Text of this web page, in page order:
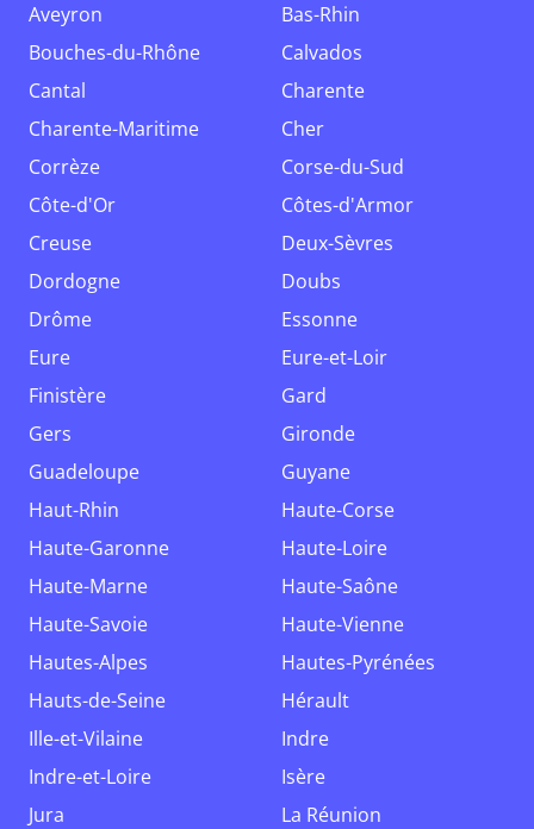
Aveyron
Bas-Rhin
Bouches-du-Rhône
Calvados
Cantal
Charente
Charente-Maritime
Cher
Corrèze
Corse-du-Sud
Côte-d'Or
Côtes-d'Armor
Creuse
Deux-Sèvres
Dordogne
Doubs
Drôme
Essonne
Eure
Eure-et-Loir
Finistère
Gard
Gers
Gironde
Guadeloupe
Guyane
Haut-Rhin
Haute-Corse
Haute-Garonne
Haute-Loire
Haute-Marne
Haute-Saône
Haute-Savoie
Haute-Vienne
Hautes-Alpes
Hautes-Pyrénées
Hauts-de-Seine
Hérault
Ille-et-Vilaine
Indre
Indre-et-Loire
Isère
Jura
La Réunion